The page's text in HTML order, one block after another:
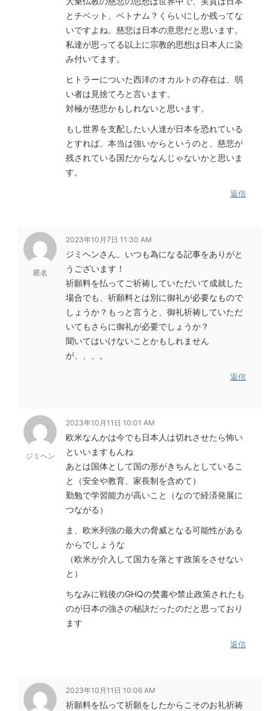
とチベット、ベトナム？くらいにしか残ってな
いですよね。慈悲は日本の意思だと思います。
私達が思ってる以上に宗教的思想は日本人に染
み付いてます。
ヒトラーについた西洋のオカルトの存在は、弱
い者は見捨てろと言います。
対極が慈悲かもしれないと思います。
もし世界を支配したい人達が日本を恐れている
とすれば、本当は強いからというのと、慈悲が
残されている国だからなんじゃないかと思いま
す。
返信
匿名
2023年10月7日 11:30 AM
ジミヘンさん。いつも為になる記事をありがと
うございます！
祈願料を払ってご祈祷していただいて成就した
場合でも、祈願料とは別に御礼が必要なもので
しょうか？もっと言うと、御礼祈祷していただ
いてもさらに御礼が必要でしょうか？
聞いてはいけないことかもしれません
が、、、。
返信
ジミヘン
2023年10月11日 10:01 AM
欧米なんかは今でも日本人は切れさせたら怖い
といいますもんね
あとは国体として国の形がきちんとしているこ
と（安全や教育、家長制を含めて）
勤勉で学習能力が高いこと（なので経済発展に
つながる）
ま、欧米列強の最大の脅威となる可能性がある
からでしょうな
（欧米が介入して国力を落とす政策をさせない
と）
ちなみに戦後のGHQの焚書や禁止政策されたも
のが日本の強さの秘訣だったのだと思っており
ます
返信
2023年10月11日 10:06 AM
祈願料を払って祈願をしたからこそのお礼祈祷